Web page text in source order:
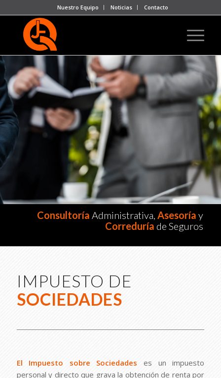
Nuestro Equipo Noticias Contacto
Consultoría Administrativa, Asesoríay
Correduría de Seguros
IMPUESTO DE
SOCIEDADES
El Impuesto sobre Sociedades es un impuesto
personal y directo que grava la obtención de renta por